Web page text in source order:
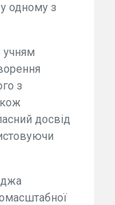
одному з
учням
з
досвід